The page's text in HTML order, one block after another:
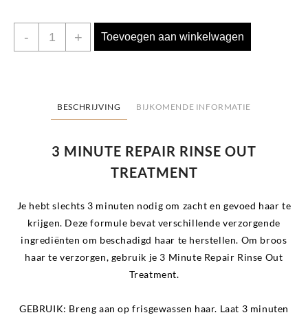
-
Minute
Treatment
aantal
+ Toevoegen aan winkelwagen
BESCHRIJVING BIJKOMENDE INFORMATIE
3 MINUTE REPAIR RINSE OUT
TREATMENT
Je hebt slechts 3 minuten nodig om zacht en gevoed haar te
krijgen. Deze formule bevat verschillende verzorgende
ingrediënten om beschadigd haar te herstellen. Om broos
haar te verzorgen, gebruik je 3 Minute Repair Rinse Out
Treatment.
GEBRUIK: Breng aan op frisgewassen haar. Laat 3 minuten